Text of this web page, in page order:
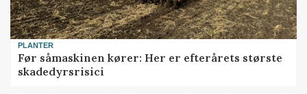
PLANTER
Før såmaskinen kører: Her er efterårets største
skadedyrsrisici